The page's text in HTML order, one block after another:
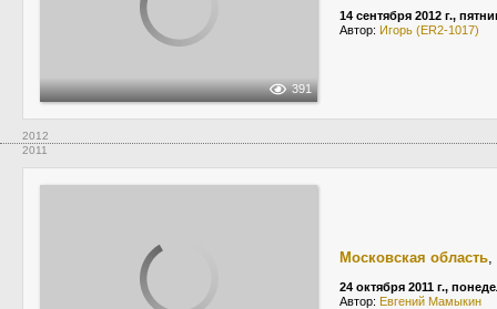
391
14 сентября 2012 г.,
Автор: Игорь (ER2-1017)
2012
2011
Московская область,
24 октября 2011 г.,
Автор: Евгений Мамыкин